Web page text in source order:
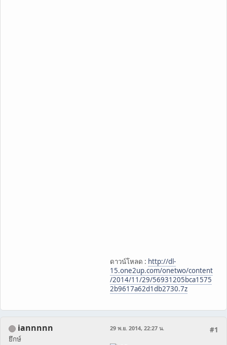
ดาวน์โหลด : http://dl-
15.one2up.com/onetwo/content
/2014/11/29/56931205bca1575
2b9617a62d1db2730.7z
iannnnn
ยึกษ์
#1
29 พ.ย. 2014, 22:27 น.